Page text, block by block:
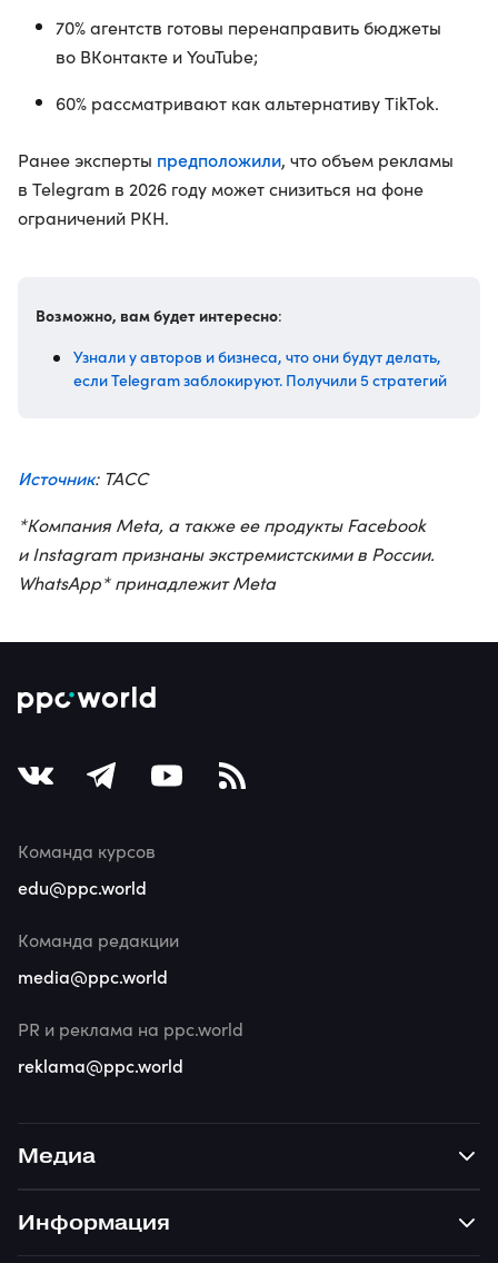
70% агентств готовы перенаправить бюджеты
во ВКонтакте и YouTube;
60% рассматривают как альтернативу TikTok.
Ранее эксперты предположили, что объем рекламы
в Telegram в 2026 году может снизиться на фоне
ограничений РКН.
Возможно, вам будет интересно:
Узнали у авторов и бизнеса, что они будут делать,
если Telegram заблокируют. Получили 5 стратегий
Источник: ТАСС
*Компания Meta, а также ее продукты Facebook
и Instagram признаны экстремистскими в России.
WhatsApp* принадлежит Meta
Медиа
Информация
Команда курсов
edu@ppc.world
Команда редакции
media@ppc.world
PR и реклама на ppc.world
reklama@ppc.world